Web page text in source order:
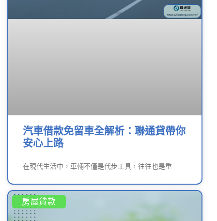
汽車借款免留車全解析：聯通貸帶你
安心上路
在現代生活中，車輛不僅是代步工具，往往也是重
房屋貸款